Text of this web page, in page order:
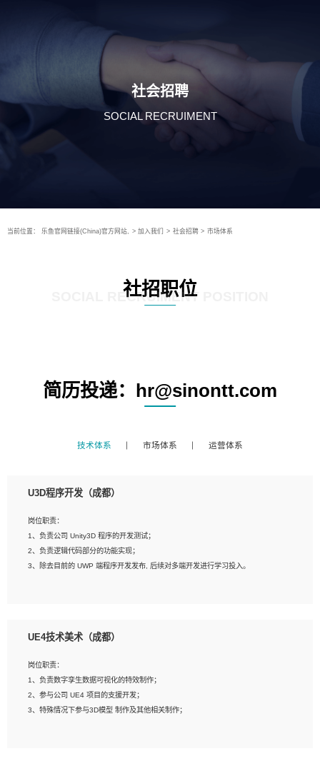
社会招聘
SOCIAL RECRUIMENT
当前位置： 乐鱼官网链接(China)官方网站, > 加入我们 > 社会招聘 > 市场体系
社招职位
SOCIAL RECRUIMENT POSITION
简历投递：hr@sinontt.com
技术体系 市场体系 运营体系
U3D程序开发（成都）
岗位职责：
1、负责公司 Unity3D 程序的开发测试；
2、负责逻辑代码部分的功能实现；
3、除去目前的 UWP 端程序开发发布, 后续对多端开发进行学习投入。
2、熟练掌握 Unity3D 程序开发，精通 C# 语言开发；
4、有良好的沟通能力和团队合作意识；
5、开发过 HoloLens 程序者优先。
UE4技术美术（成都）
岗位职责：
1、负责数字孪生数据可视化的特效制作；
2、参与公司 UE4 项目的支援开发；
3、特殊情况下参与3D模型 制作及其他相关制作；